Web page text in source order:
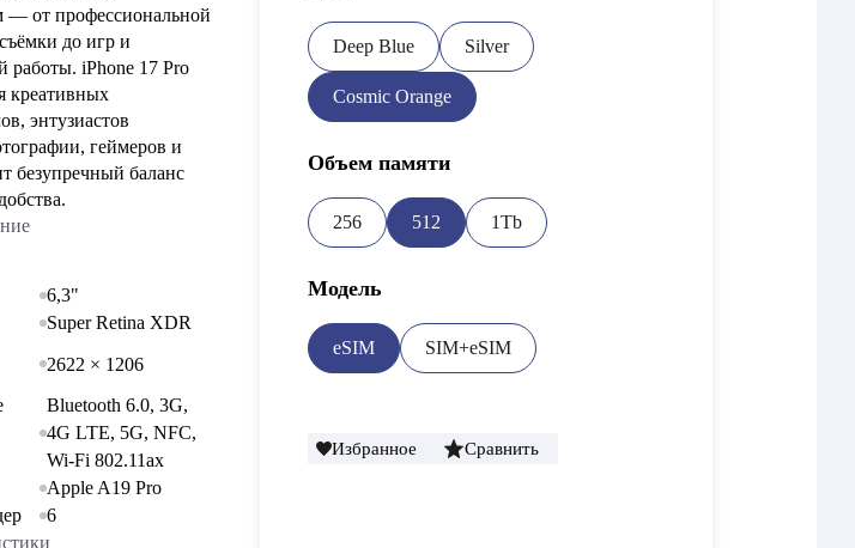
— от профессиональной
до игр и
работы. iPhone 17 Pro
креативных
энтузиастов
геймеров и
безупречный баланс
6,3"
Super Retina XDR
2622 × 1206
Bluetooth 6.0, 3G,
4G LTE, 5G, NFC,
Wi-Fi 802.11ax
Apple A19 Pro
6
Deep Blue Silver
Cosmic Orange
Объем памяти
256 512 1Tb
Модель
eSIM SIM+eSIM
Избранное Сравнить